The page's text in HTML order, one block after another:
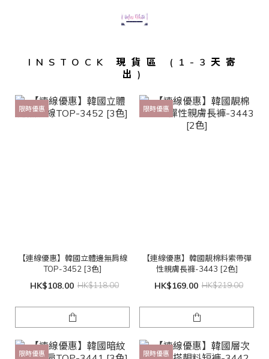
INSTOCK 現貨區 (1-3天寄
出)
限時優惠
【連線優惠】韓國立體邊無肩線
TOP-3452 [3色]
HK$108.00 HK$118.00
限時優惠
【連線優惠】韓國靚棉料索帶彈
性親膚長褲-3443 [2色]
HK$169.00 HK$219.00
限時優惠 限時優惠